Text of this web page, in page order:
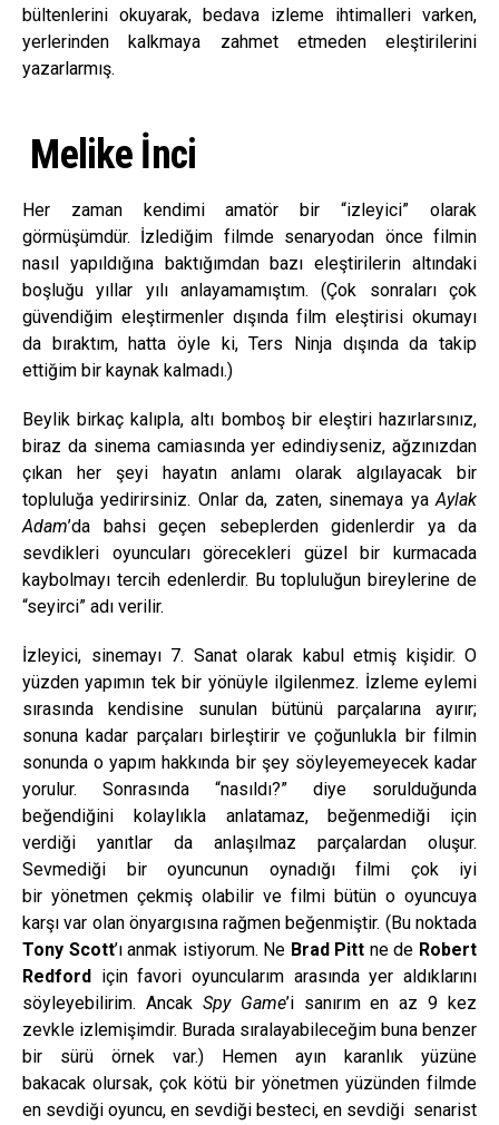
bültenlerini okuyarak, bedava izleme ihtimalleri varken,
yerlerinden kalkmaya zahmet etmeden eleştirilerini
yazarlarmış.
Melike İnci
Her zaman kendimi amatör bir “izleyici” olarak
görmüşümdür. İzlediğim filmde senaryodan önce filmin
nasıl yapıldığına baktığımdan bazı eleştirilerin altındaki
boşluğu yıllar yılı anlayamamıştım. (Çok sonraları çok
güvendiğim eleştirmenler dışında film eleştirisi okumayı
da bıraktım, hatta öyle ki, Ters Ninja dışında da takip
ettiğim bir kaynak kalmadı.)
Beylik birkaç kalıpla, altı bomboş bir eleştiri hazırlarsınız,
biraz da sinema camiasında yer edindiyseniz, ağzınızdan
çıkan her şeyi hayatın anlamı olarak algılayacak bir
topluluğa yedirirsiniz. Onlar da, zaten, sinemaya yaAylak
Adam’da bahsi geçen sebeplerden gidenlerdir ya da
sevdikleri oyuncuları görecekleri güzel bir kurmacada
kaybolmayı tercih edenlerdir. Bu topluluğun bireylerine de
“seyirci” adı verilir.
İzleyici, sinemayı 7. Sanat olarak kabul etmiş kişidir. O
yüzden yapımın tek bir yönüyle ilgilenmez. İzleme eylemi
sırasında kendisine sunulan bütünü parçalarına ayırır;
sonuna kadar parçaları birleştirir ve çoğunlukla bir filmin
sonunda o yapım hakkında bir şey söyleyemeyecek kadar
yorulur. Sonrasında “nasıldı?” diye sorulduğunda
beğendiğini kolaylıkla anlatamaz, beğenmediği için
verdiği yanıtlar da anlaşılmaz parçalardan oluşur.
Sevmediği bir oyuncunun oynadığı filmi çok iyi
bir yönetmen çekmiş olabilir ve filmi bütün o oyuncuya
karşı var olan önyargısına rağmen beğenmiştir. (Bu noktada
Tony Scott’ı anmak istiyorum. Ne Brad Pitt ne de Robert
Redford için favori oyuncularım arasında yer aldıklarını
söyleyebilirim. Ancak Spy Game’i sanırım en az 9 kez
zevkle izlemişimdir. Burada sıralayabileceğim buna benzer
bir sürü örnek var.) Hemen ayın karanlık yüzüne
bakacak olursak, çok kötü bir yönetmen yüzünden filmde
en sevdiği oyuncu, en sevdiği besteci, en sevdiği senarist